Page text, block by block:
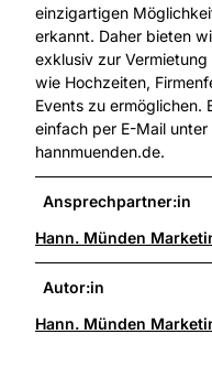
einzigartigen
erkannt. Daher bieten
exklusiv zur
wie Hochzeiten,
Events zu ermöglichen.
einfach per E-Mail
hannmuenden.de.
Ansprechpartner:in
Hann. Münden
Autor:in
Hann. Münden